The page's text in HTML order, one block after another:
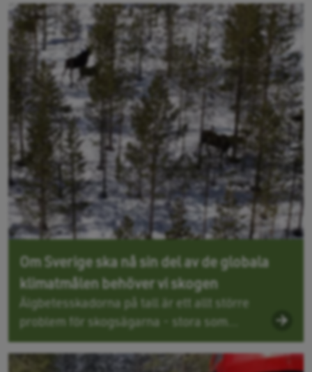
Om Sverige ska nå sin del av de globala
klimatmålen behöver vi skogen
Älgbetesskadorna på tall är ett allt större
problem för skogsägarna - stora som...